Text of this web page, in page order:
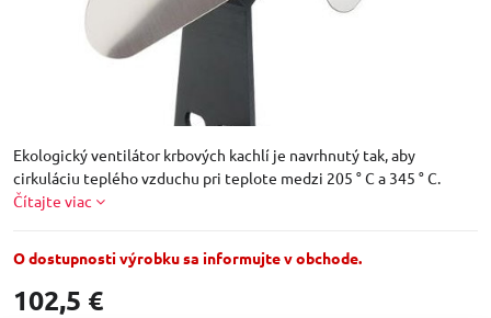
Ekologický ventilátor krbových kachlí je navrhnutý tak, aby
cirkuláciu teplého vzduchu pri teplote medzi 205 ° C a 345 ° C.
Čítajte viac
O dostupnosti výrobku sa informujte v obchode.
102,5 €